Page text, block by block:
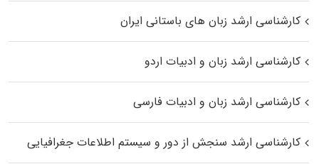
کارشناسی ارشد زبان‌ های باستانی ایران
کارشناسی ارشد زبان و ادبیات اردو
کارشناسی ارشد زبان و ادبیات فارسی
کارشناسی ارشد سنجش از دور و سیستم اطلاعات جغرافیایی